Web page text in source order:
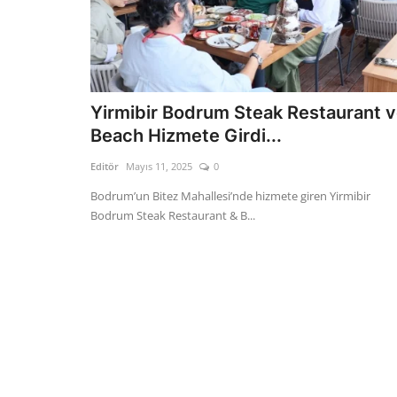
Yirmibir Bodrum Steak Restaurant
Beach Hizmete Girdi...
Editör Mayıs 11, 2025 0
Bodrum’un Bitez Mahallesi’nde hizmete giren Yirmibir
Bodrum Steak Restaurant & B...